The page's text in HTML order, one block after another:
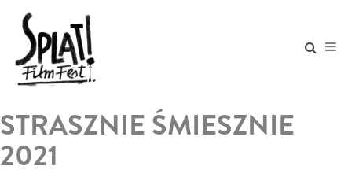
STRASZNIE ŚMIESZNIE
2021